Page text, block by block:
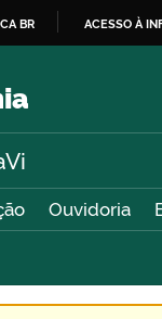
O
BR ACESSO À
Ouvidoria